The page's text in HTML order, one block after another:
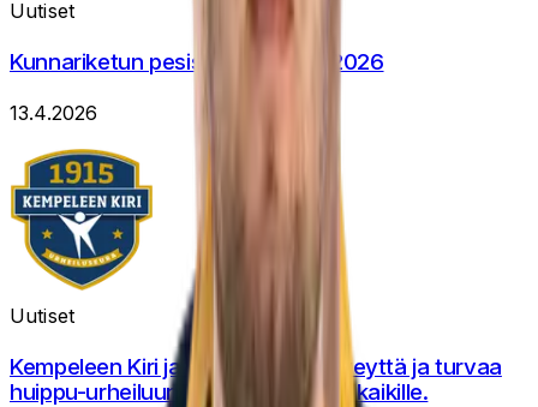
Uutiset
Kunnariketun pesisliikkari KESÄ 2026
13.4.2026
Uutiset
Kempeleen Kiri ja Pihlajalinna, terveyttä ja turvaa
huippu-urheiluun, lapsille, nuorille, kaikille.